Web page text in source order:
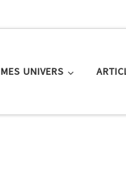
MES UNIVERS